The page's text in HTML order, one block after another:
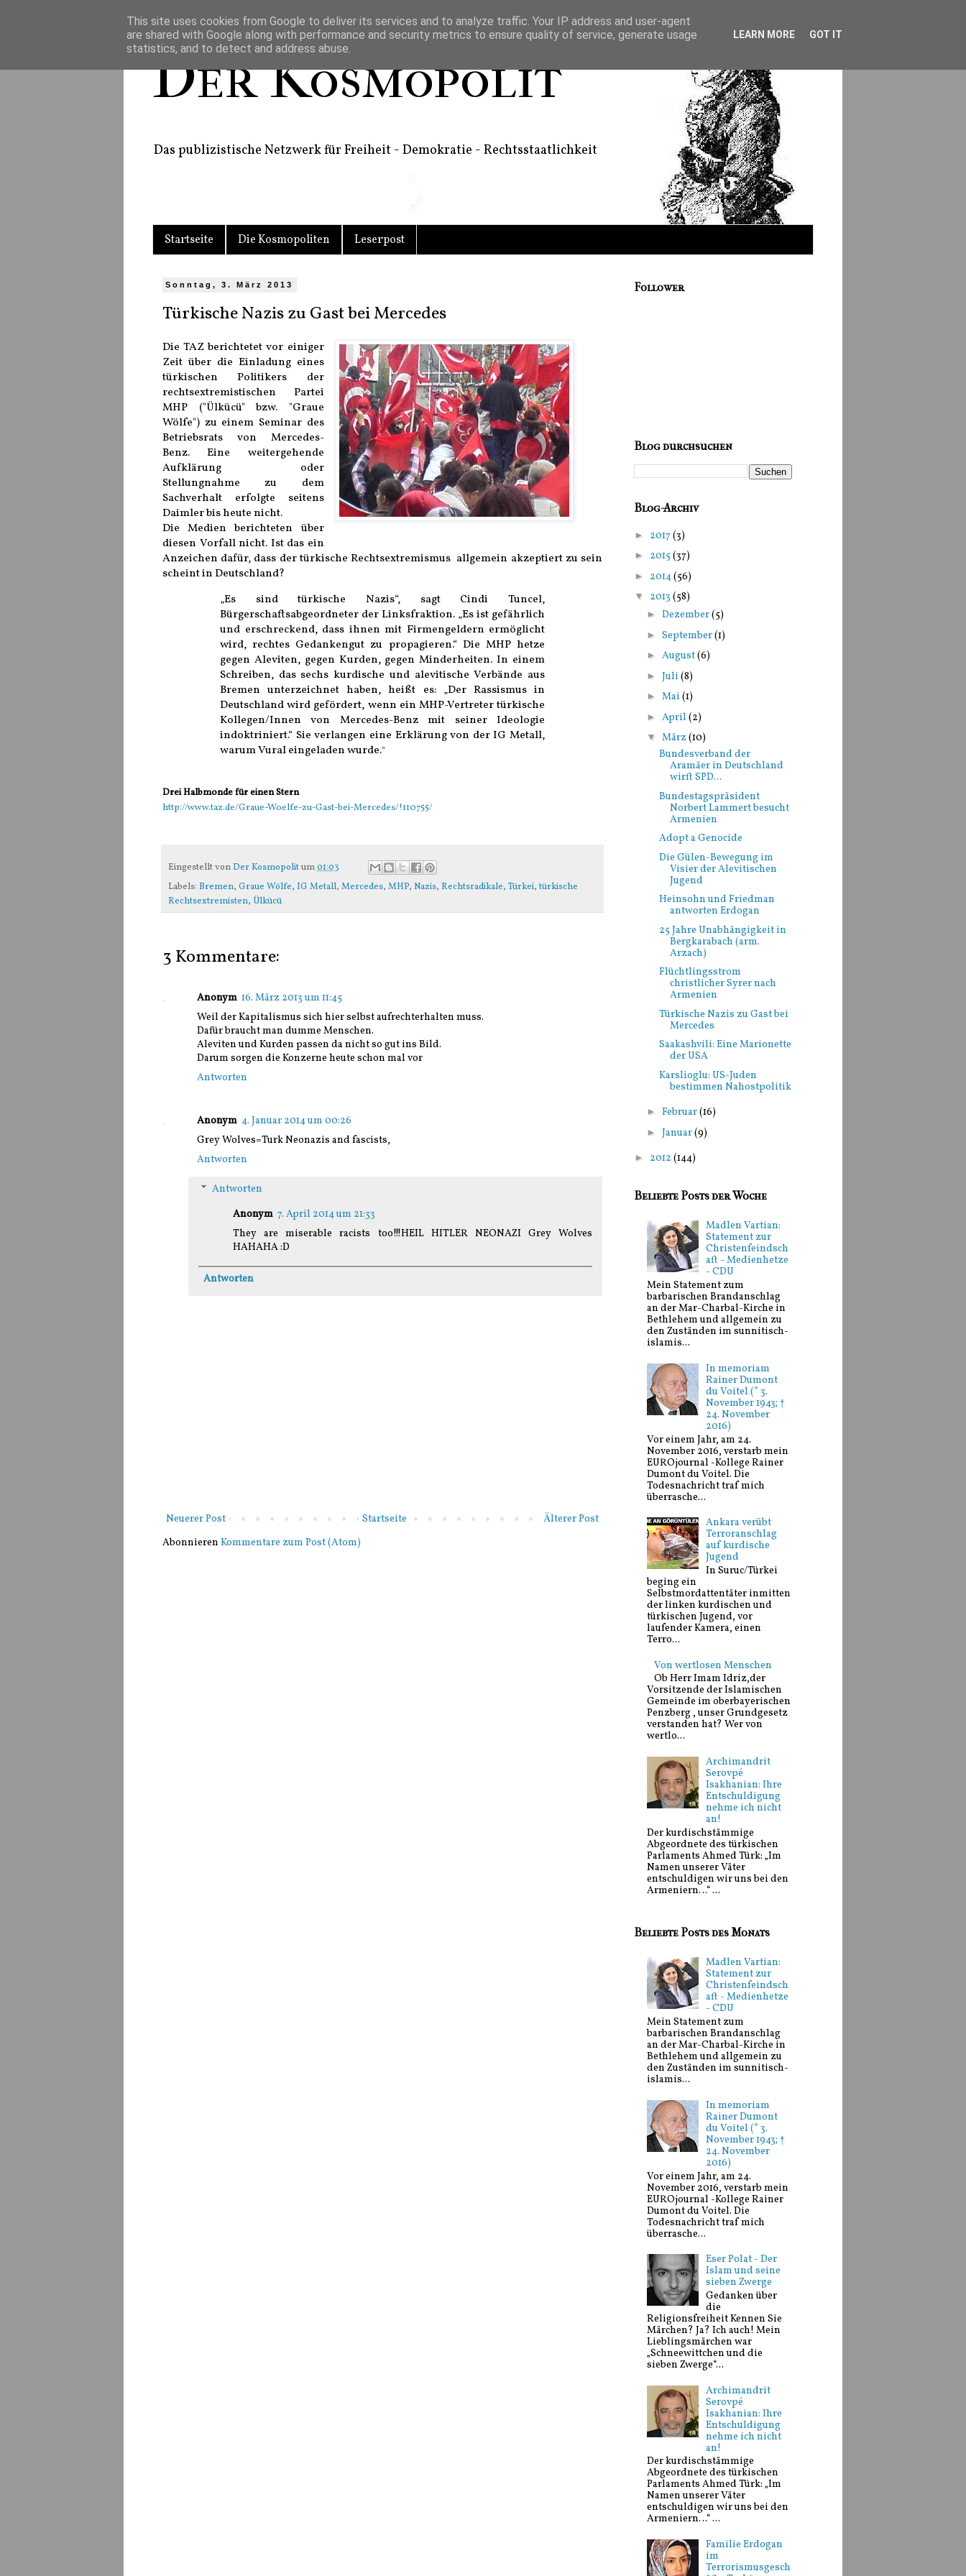
Der Kosmopolit
Das publizistische Netzwerk für Freiheit - Demokratie - Rechtsstaatlichkeit
Startseite Die Kosmopoliten Leserpost
Sonntag, 3. März 2013
Türkische Nazis zu Gast bei Mercedes
Die TAZ berichtetet vor einiger
Zeit über die Einladung eines
türkischen Politikers der
rechtsextremistischen Partei
MHP ("Ülkücü" bzw. "Graue
Wölfe") zu einem Seminar des
Betriebsrats von Mercedes-
Benz. Eine weitergehende
Aufklärung oder
Stellungnahme zu dem
Sachverhalt erfolgte seitens
Daimler bis heute nicht.
Die Medien berichteten über
diesen Vorfall nicht. Ist das ein
Anzeichen dafür, dass der türkische Rechtsextremismus allgemein akzeptiert zu sein
scheint in Deutschland?
„Es sind türkische Nazis“, sagt Cindi Tuncel,
Bürgerschaftsabgeordneter der Linksfraktion. „Es ist gefährlich
und erschreckend, dass ihnen mit Firmengeldern ermöglicht
wird, rechtes Gedankengut zu propagieren.“ Die MHP hetze
gegen Aleviten, gegen Kurden, gegen Minderheiten. In einem
Schreiben, das sechs kurdische und alevitische Verbände aus
Bremen unterzeichnet haben, heißt es: „Der Rassismus in
Deutschland wird gefördert, wenn ein MHP-Vertreter türkische
Kollegen/Innen von Mercedes-Benz mit seiner Ideologie
indoktriniert.“ Sie verlangen eine Erklärung von der IG Metall,
warum Vural eingeladen wurde."
Drei Halbmonde für einen Stern
http://www.taz.de/Graue-Woelfe-zu-Gast-bei-Mercedes/!110755/
Eingestellt von Der Kosmopolitum01:03
Labels: Bremen, Graue Wölfe, IG Metall, Mercedes, MHP, Nazis, Rechtsradikale, Türkei, türkische
Rechtsextremisten, Ülkücü
3 Kommentare:
Anonym 16. März 2013 um 11:45
Weil der Kapitalismus sich hier selbst aufrechterhalten muss.
Dafür braucht man dumme Menschen.
Aleviten und Kurden passen da nicht so gut ins Bild.
Darum sorgen die Konzerne heute schon mal vor
Antworten
Anonym 4. Januar 2014 um 00:26
Grey Wolves=Turk Neonazis and fascists,
Antworten
Antworten
Anonym 7. April 2014 um 21:33
They are miserable racists too!!!HEIL HITLER NEONAZI Grey Wolves
HAHAHA :D
Antworten
Neuerer Post Älterer Post
Startseite
Abonnieren Kommentare zum Post (Atom)
Follower
Blog durchsuchen
Blog-Archiv
► 2017 (3)
► 2015 (37)
► 2014(56)
▼ 2013 (58)
► Dezember(5)
► September(1)
► August(6)
► Juli (8)
► Mai (1)
► April (2)
▼ März(10)
Bundesverband der
Aramäer in Deutschland
wirft SPD...
Bundestagspräsident
Norbert Lammert besucht
Armenien
Adopt a Genocide
Die Gülen-Bewegung im
Visier der Alevitischen
Jugend
Heinsohn und Friedman
antworten Erdogan
25 Jahre Unabhängigkeit in
Bergkarabach (arm.
Arzach)
Flüchtlingsstrom
christlicher Syrer nach
Armenien
Türkische Nazis zu Gast bei
Mercedes
Saakashvili: Eine Marionette
der USA
Karslioglu: US-Juden
bestimmen Nahostpolitik
► Februar(16)
► Januar(9)
► 2012 (144)
Beliebte Posts der Woche
Madlen Vartian:
Statement zur
Christenfeindsch
aft - Medienhetze
- CDU
Mein Statement zum
barbarischen Brandanschlag
an der Mar-Charbal-Kirche in
Bethlehem und allgemein zu
den Zuständen im sunnitisch-
islamis...
In memoriam
Rainer Dumont
du Voitel (* 3.
November 1943; †
24. November
2016)
Vor einem Jahr, am 24.
November 2016, verstarb mein
EUROjournal -Kollege Rainer
Dumont du Voitel. Die
Todesnachricht traf mich
überrasche...
Ankara verübt
Terroranschlag
auf kurdische
Jugend
In Suruc/Türkei
beging ein
Selbstmordattentäter inmitten
der linken kurdischen und
türkischen Jugend, vor
laufender Kamera, einen
Terro...
Von wertlosen Menschen
Ob Herr Imam Idriz,der
Vorsitzende der Islamischen
Gemeinde im oberbayerischen
Penzberg , unser Grundgesetz
verstanden hat? Wer von
wertlo...
Archimandrit
Serovpé
Isakhanian: Ihre
Entschuldigung
nehme ich nicht
an!
Der kurdischstämmige
Abgeordnete des türkischen
Parlaments Ahmed Türk: „Im
Namen unserer Väter
entschuldigen wir uns bei den
Armeniern…“ ...
Beliebte Posts des Monats
Madlen Vartian:
Statement zur
Christenfeindsch
aft - Medienhetze
- CDU
Mein Statement zum
barbarischen Brandanschlag
an der Mar-Charbal-Kirche in
Bethlehem und allgemein zu
den Zuständen im sunnitisch-
islamis...
In memoriam
Rainer Dumont
du Voitel (* 3.
November 1943; †
24. November
2016)
Vor einem Jahr, am 24.
November 2016, verstarb mein
EUROjournal -Kollege Rainer
Dumont du Voitel. Die
Todesnachricht traf mich
überrasche...
Eser Polat - Der
Islam und seine
sieben Zwerge
Gedanken über
die
Religionsfreiheit Kennen Sie
Märchen? Ja? Ich auch! Mein
Lieblingsmärchen war
„Schneewittchen und die
sieben Zwerge“...
Archimandrit
Serovpé
Isakhanian: Ihre
Entschuldigung
nehme ich nicht
an!
Der kurdischstämmige
Abgeordnete des türkischen
Parlaments Ahmed Türk: „Im
Namen unserer Väter
entschuldigen wir uns bei den
Armeniern…“ ...
Familie Erdogan
im
Terrorismusgesch
This site uses cookies from Google to deliver its services and to analyze traffic. Your IP address and user-agent
are shared with Google along with performance and security metrics to ensure quality of service, generate usage
statistics, and to detect and address abuse.
LEARN MORE GOT IT